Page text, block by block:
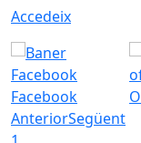
Accedeix
Facebook
AnteriorSegüent